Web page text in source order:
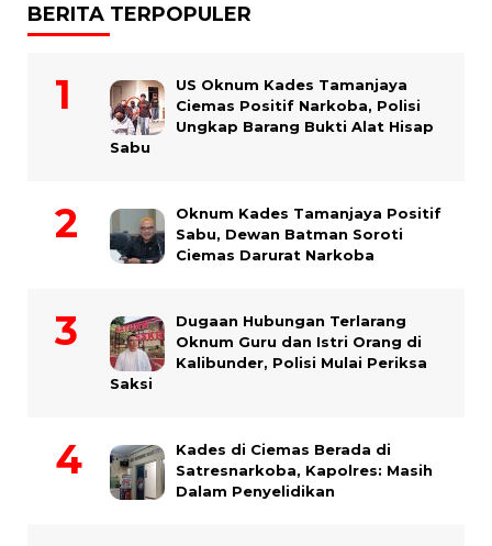
BERITA TERPOPULER
US Oknum Kades Tamanjaya
Ciemas Positif Narkoba, Polisi
Ungkap Barang Bukti Alat Hisap
Sabu
Oknum Kades Tamanjaya Positif
Sabu, Dewan Batman Soroti
Ciemas Darurat Narkoba
Dugaan Hubungan Terlarang
Oknum Guru dan Istri Orang di
Kalibunder, Polisi Mulai Periksa
Saksi
Kades di Ciemas Berada di
Satresnarkoba, Kapolres: Masih
Dalam Penyelidikan